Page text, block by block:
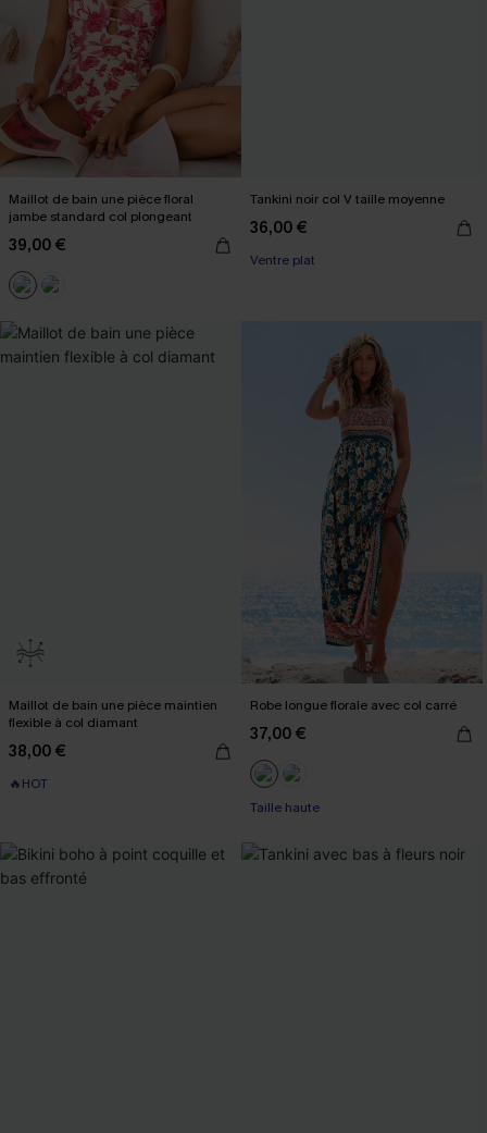
Maillot de bain une pièce floral
jambe standard col plongeant
39,00 €
Tankini noir col V taille moyenne
36,00 €
Ventre plat
Maillot de bain une pièce maintien
flexible à col diamant
38,00 €
🔥HOT
Robe longue florale avec col carré
37,00 €
Taille haute